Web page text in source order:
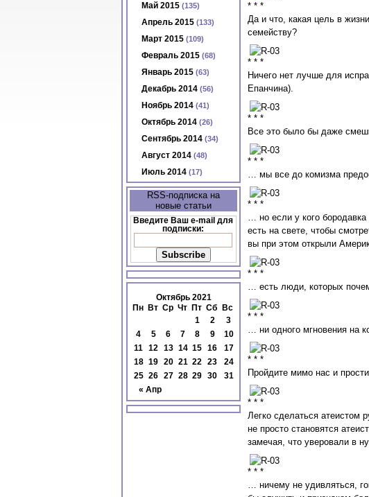
Май 2015(135)
Апрель 2015(133)
Март 2015(109)
Февраль 2015(68)
Январь 2015(63)
Декабрь 2014(56)
Ноябрь 2014(41)
Октябрь 2014(26)
Сентябрь 2014(34)
Август 2014(48)
Июль 2014(17)
RSS-подписка на
новые статьи
Введите Ваш e-mail для
подписки:
Октябрь 2021
Пн
Вт Ср Чт Пт Сб Вс
« Апр
1 2
3
4
5 6 7 8 9
10
11 12 13 14 15 16
17
18 19 20 21 22 23
24
25 26 27 28 29 30 31
* * *
Да и что, какая цель в
семейству?
* * *
Ничего нет лучше для
Епанчина).
* * *
Все это было бы даже
* * *
… мы все до комизма
* * *
… но если у кого
есть на свете, чтобы
вы при этом открыли
* * *
… есть люди, которых
* * *
… ни одного мгновения на
* * *
Пройдите мимо нас и
* * *
Легко сделаться атеистом
не просто становятся
замечая, что уверовали в
* * *
… ничему не удивляться,